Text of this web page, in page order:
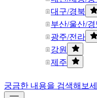
대구/경북
부산/울산/
광주/전라
강원
제주
궁금한 내용을 검색해보